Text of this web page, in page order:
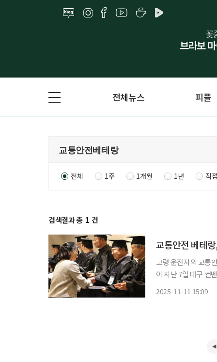
전체뉴스 피플
전체 1주 1개월 1년 직
검색결과 총 1 건
교통안전 베테
고령 운전자의 교통
이 지난 7일 대구 컨
2025-11-11 15:09